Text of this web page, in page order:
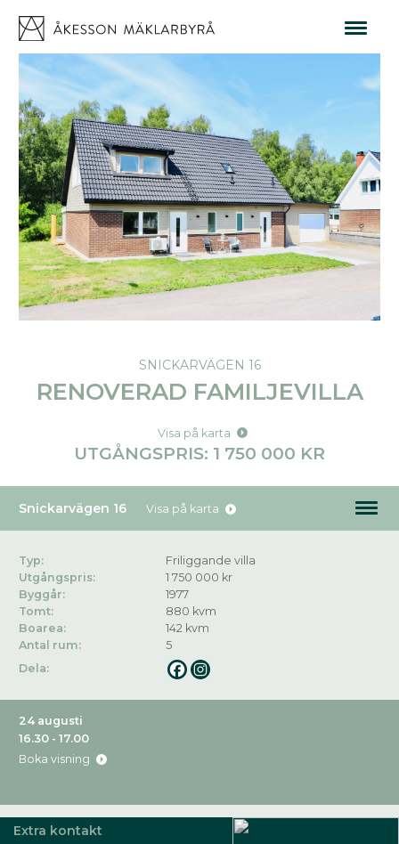
SNICKARVÄGEN 16
RENOVERAD FAMILJEVILLA
Visa på karta
UTGÅNGSPRIS: 1 750 000 KR
Snickarvägen 16 Visa på karta
Typ:
Friliggande villa
Utgångspris:
1 750 000 kr
Byggår:
1977
Tomt:
880 kvm
Boarea:
142 kvm
Antal rum:
5
Dela:
24 augusti
16.30 - 17.00
Boka visning
Extra kontakt